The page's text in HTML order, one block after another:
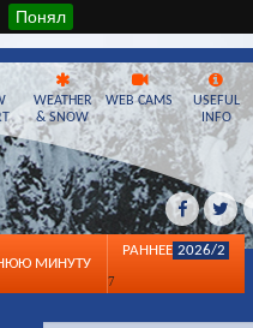
Понял
МИНУТУ
РАННЕЕ 2026/2
7
WEATHER
& SNOW
WEB CAMS
USEFUL
INFO